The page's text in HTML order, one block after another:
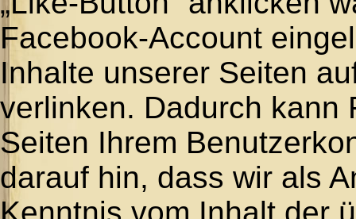
Facebook-Account
Inhalte unserer Seiten
verlinken. Dadurch kann
Seiten Ihrem
darauf hin, dass wir als